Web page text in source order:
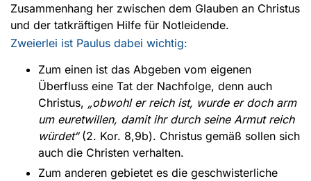
Zusammenhang her zwischen dem Glauben an Christus
und der tatkräftigen Hilfe für Notleidende.
Zweierlei ist Paulus dabei wichtig:
Zum einen ist das Abgeben vom eigenen
Überfluss eine Tat der Nachfolge, denn auch
Christus, „obwohl er reich ist, wurde er doch arm
um euretwillen, damit ihr durch seine Armut reich
würdet“(2. Kor. 8,9b). Christus gemäß sollen sich
auch die Christen verhalten.
Zum anderen gebietet es die geschwisterliche